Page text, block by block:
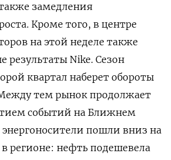
замедления
Кроме того, в центре
на этой неделе также
‌результаты Nike. Сезон
квартал наберет обороты
тем рынок продолжает
событий на Ближнем
пошли вниз на
регионе: нефть подешевела